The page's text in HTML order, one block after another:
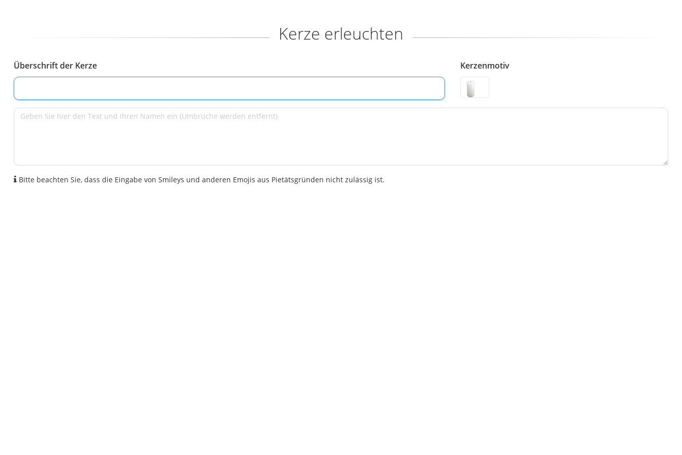
Kerze erleuchten
Überschrift der Kerze Kerzenmotiv
Bitte beachten Sie, dass die Eingabe von Smileys und anderen Emojis aus Pietätsgründen nicht zulässig ist.